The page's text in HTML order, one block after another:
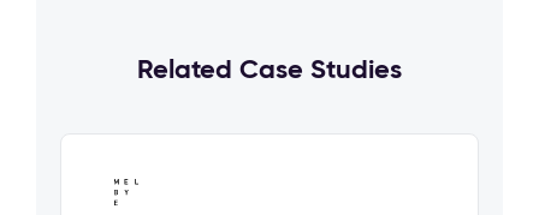
Related Case Studies